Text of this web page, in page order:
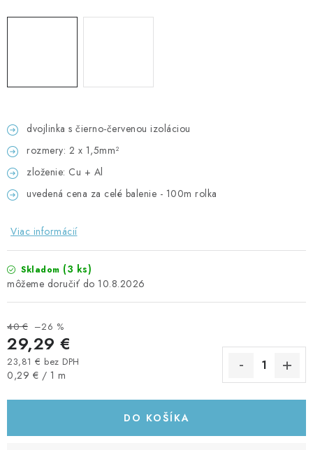
dvojlinka s čierno-červenou izoláciou
rozmery: 2 x 1,5mm²
zloženie: Cu + Al
uvedená cena za celé balenie - 100m rolka
Viac informácií
Skladom (3 ks)
10.8.2026
40 € –26 %
29,29 €
23,81 € bez DPH
Jednotková cena:
0,29 € / 1 m
DO KOŠÍKA